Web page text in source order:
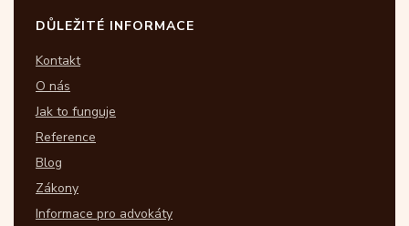
DŮLEŽITÉ INFORMACE
Kontakt
O nás
Jak to funguje
Reference
Blog
Zákony
Informace pro advokáty